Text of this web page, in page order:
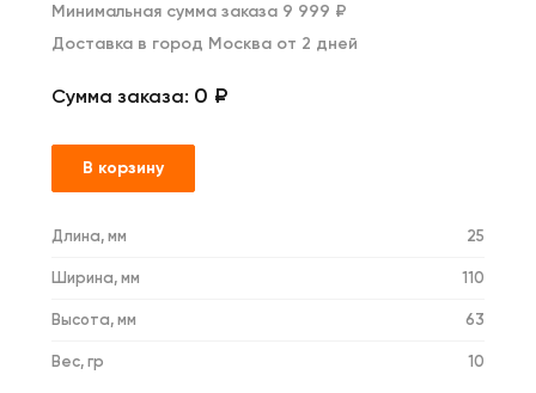
Минимальная сумма заказа 9 999 ₽
Доставка в город Москва от 2 дней
Сумма заказа: 0 ₽
В корзину
Длина, мм 25
Ширина, мм 110
Высота, мм 63
Вес, гр 10